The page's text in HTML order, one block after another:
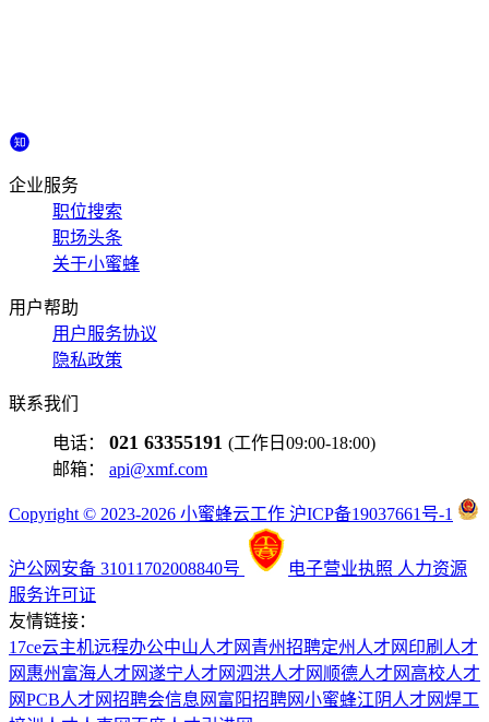
企业服务
职位搜索
职场头条
关于小蜜蜂
用户帮助
用户服务协议
隐私政策
联系我们
电话： 021 63355191 (工作日09:00-18:00)
邮箱： api@xmf.com
Copyright © 2023-2026 小蜜蜂云工作 沪ICP备19037661号-1
沪公网安备 31011702008840号 电子营业执照 人力资源
服务许可证
友情链接：
17ce云主机远程办公中山人才网 青州招聘定州人才网 印刷人才
网 惠州富海人才网遂宁人才网泗洪人才网 顺德人才网 高校人才
网PCB人才网招聘会信息网 富阳招聘网小蜜蜂江阴人才网焊工